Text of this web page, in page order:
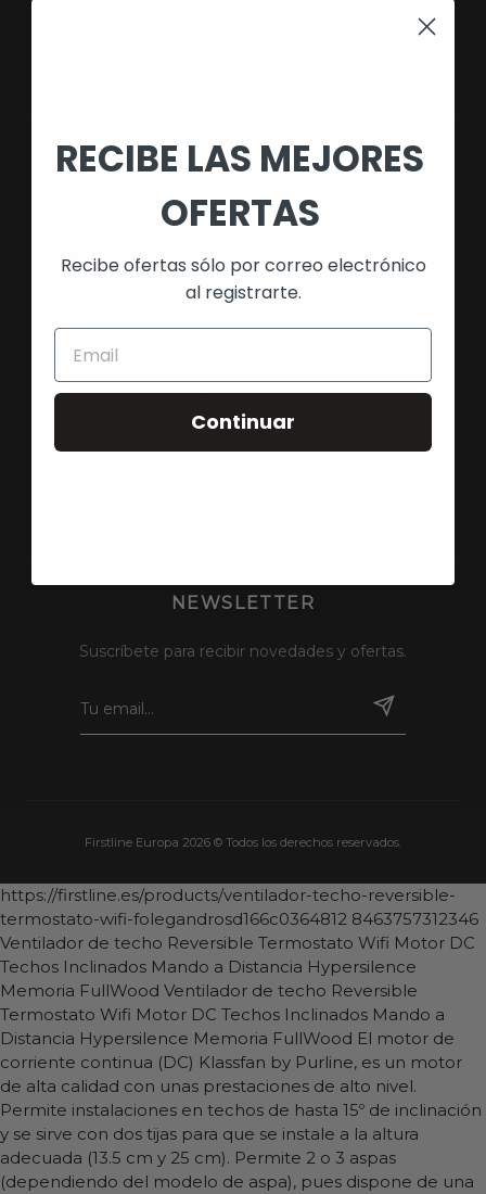
NAVEGACIÓN
Búsqueda
Política de Envío
Aviso Legal
Política de Privacidad
NEWSLETTER
Suscríbete para recibir novedades y ofertas.
Firstline Europa 2026 © Todos los derechos reservados.
https://firstline.es/products/ventilador-techo-reversible-
termostato-wifi-folegandrosd166c0364812 8463757312346
Ventilador de techo Reversible Termostato Wifi Motor DC
Techos Inclinados Mando a Distancia Hypersilence
Memoria FullWood Ventilador de techo Reversible
Termostato Wifi Motor DC Techos Inclinados Mando a
Distancia Hypersilence Memoria FullWood El motor de
corriente continua (DC) Klassfan by Purline, es un motor
de alta calidad con unas prestaciones de alto nivel.
Permite instalaciones en techos de hasta 15º de inclinación
y se sirve con dos tijas para que se instale a la altura
adecuada (13.5 cm y 25 cm). Permite 2 o 3 aspas
(dependiendo del modelo de aspa), pues dispone de una
RECIBE LAS MEJORES
OFERTAS
Recibe ofertas sólo por correo electrónico
al registrarte.
Continuar